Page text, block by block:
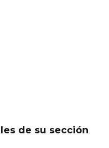
de su sección